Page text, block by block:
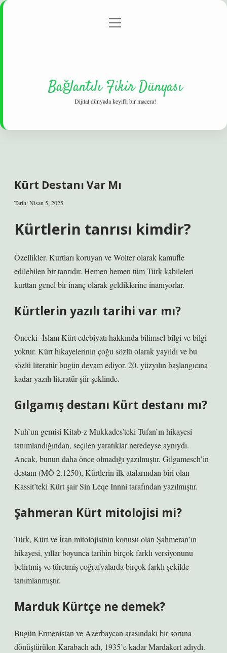
Gizlilik Politikası
menüyü
Bağlantılı Fikir Dünyası
Dijital dünyada keyifli bir macera!
Kürt Destanı Var Mı
Tarih: Nisan 5, 2025
Kürtlerin tanrısı kimdir?
Özellikler. Kurtları koruyan ve Wolter olarak kamufle
edilebilen bir tanrıdır. Hemen hemen tüm Türk kabileleri
kurttan genel bir inanç olarak geldiklerine inanıyorlar.
Kürtlerin yazılı tarihi var mı?
Önceki -İslam Kürt edebiyatı hakkında bilimsel bilgi ve bilgi
yoktur. Kürt hikayelerinin çoğu sözlü olarak yayıldı ve bu
sözlü literatür bugün devam ediyor. 20. yüzyılın başlangıcına
kadar yazılı literatür şiir şeklinde.
Gılgamış destanı Kürt destanı mı?
Nuh’un gemisi Kitab-z Mukkades’teki Tufan’ın hikayesi
tanımlandığından, seçilen yaratıklar neredeyse aynıydı.
Ancak, bunun daha önce olmadığı yazılmıştır. Gilgamesch’in
destanı (MÖ 2.1250), Kürtlerin ilk atalarından biri olan
Kassit’teki Kürt şair Sin Leqe Innni tarafından yazılmıştır.
Şahmeran Kürt mitolojisi mi?
Türk, Kürt ve İran mitolojisinin konusu olan Şahmeran’ın
hikayesi, yıllar boyunca tarihin birçok farklı versiyonunu
belirtmiş ve türetmiş coğrafyalarda birçok farklı şekilde
tanımlanmıştır.
Marduk Kürtçe ne demek?
Bugün Ermenistan ve Azerbaycan arasındaki bir soruna
dönüştürülen Karabach adı, 1935’e kadar Mardakert adıydı.